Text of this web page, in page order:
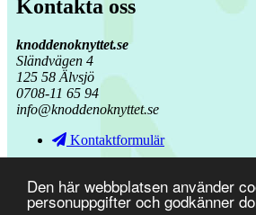
Den här webbplatsen använder
personuppgifter och godkänner
Kontakta oss
knoddenoknyttet.se
Sländvägen 4
125 58 Älvsjö
0708-11 65 94
info@knoddenoknyttet.se
Kontaktformulär
Copyright © 2026knoddenoknyttet.se-